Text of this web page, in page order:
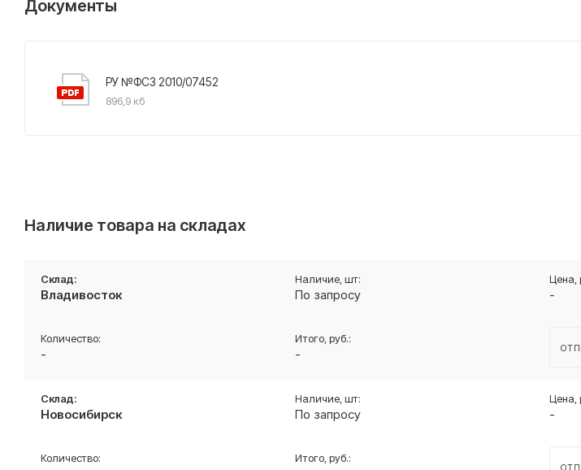
Документы
РУ №ФСЗ 2010/07452
896,9 кб
Наличие товара на складах
Владивосток По запросу -
- -
Новосибирск По запросу -